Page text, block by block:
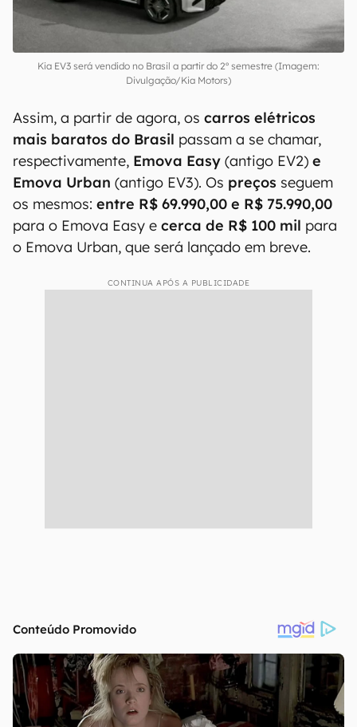
Kia EV3 será vendido no Brasil a partir do 2º semestre (Imagem:
Divulgação/Kia Motors)
Assim, a partir de agora, os carros elétricos
mais baratos do Brasil passam a se chamar,
respectivamente, Emova Easy (antigo EV2) e
Emova Urban (antigo EV3). Os preços seguem
os mesmos: entre R$ 69.990,00 e R$ 75.990,00
para o Emova Easy e cerca de R$ 100 mil para
o Emova Urban, que será lançado em breve.
CONTINUA APÓS A PUBLICIDADE